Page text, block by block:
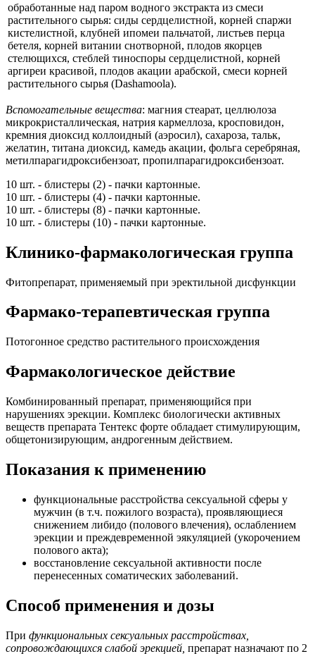
обработанные над паром водного экстракта из смеси
растительного сырья: сиды сердцелистной, корней спаржи
кистелистной, клубней ипомеи пальчатой, листьев перца
бетеля, корней витании снотворной, плодов якорцев
стелющихся, стеблей тиноспоры сердцелистной, корней
аргиреи красивой, плодов акации арабской, смеси корней
растительного сырья (Dashamoola).
Вспомогательные вещества: магния стеарат, целлюлоза
микрокристаллическая, натрия кармеллоза, кросповидон,
кремния диоксид коллоидный (аэросил), сахароза, тальк,
желатин, титана диоксид, камедь акации, фольга серебряная,
метилпарагидроксибензоат, пропилпарагидроксибензоат.
10 шт. - блистеры (2) - пачки картонные.
10 шт. - блистеры (4) - пачки картонные.
10 шт. - блистеры (8) - пачки картонные.
10 шт. - блистеры (10) - пачки картонные.
Клинико-фармакологическая группа
Фитопрепарат, применяемый при эректильной дисфункции
Фармако-терапевтическая группа
Потогонное средство растительного происхождения
Фармакологическое действие
Комбинированный препарат, применяющийся при
нарушениях эрекции. Комплекс биологически активных
веществ препарата Тентекс форте обладает стимулирующим,
общетонизирующим, андрогенным действием.
Показания к применению
функциональные расстройства сексуальной сферы у
мужчин (в т.ч. пожилого возраста), проявляющиеся
снижением либидо (полового влечения), ослаблением
эрекции и преждевременной эякуляцией (укорочением
полового акта);
восстановление сексуальной активности после
перенесенных соматических заболеваний.
Способ применения и дозы
При функциональных сексуальных расстройствах,
сопровождающихся слабой эрекцией, препарат назначают по 2